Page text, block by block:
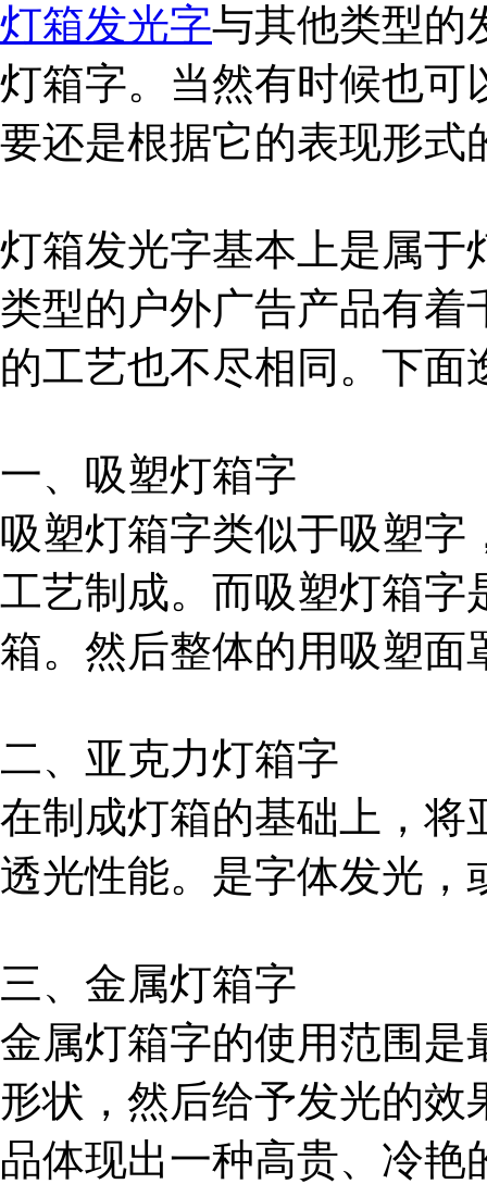
灯箱发光字与其他类型的
灯箱字。当然有时候也可
要还是根据它的表现形式
灯箱发光字基本上是属于
类型的户外广告产品有着
的工艺也不尽相同。下
一、吸塑灯箱字
吸塑灯箱字类似于吸塑字
工艺制成。而吸塑灯箱字
箱。然后整体的用吸塑面
二、亚克力灯箱字
在制成灯箱的基础上，将
透光性能。是字体发光，
三、金属灯箱字
金属灯箱字的使用范围是
形状，然后给予发光的
品体现出一种高贵、冷艳